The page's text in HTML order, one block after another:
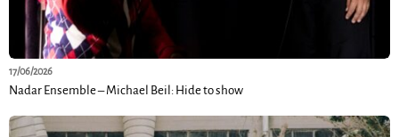
17/06/2026
Nadar Ensemble – Michael Beil: Hide to show